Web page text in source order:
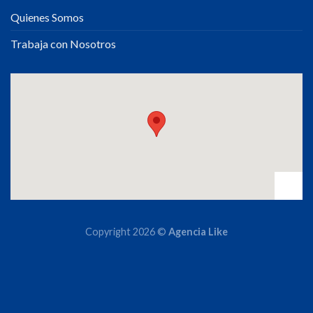
Quienes Somos
Trabaja con Nosotros
Copyright 2026 © Agencia Like